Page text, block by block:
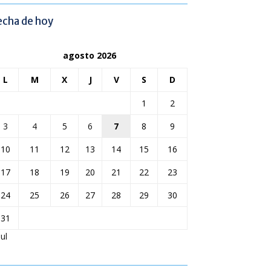
de hoy
agosto 2026
L M X J V S D
1
2
3
4 5 6 7 8
9
10
11 12 13 14 15
16
17
18 19 20 21 22
23
24
25 26 27 28 29
30
31